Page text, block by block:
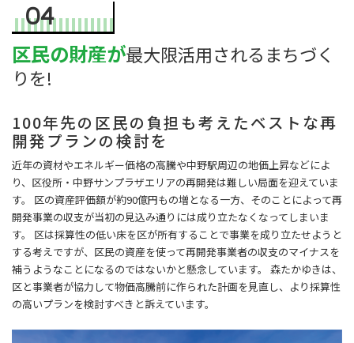
04
区民の財産が最大限活用されるまちづく
りを!
100年先の区民の負担も考えたベストな再
開発プランの検討を
近年の資材やエネルギー価格の高騰や中野駅周辺の地価上昇などによ
り、区役所・中野サンプラザエリアの再開発は難しい局面を迎えていま
す。 区の資産評価額が約90億円もの増となる一方、そのことによって再
開発事業の収支が当初の見込み通りには成り立たなくなってしまいま
す。 区は採算性の低い床を区が所有することで事業を成り立たせようと
する考えですが、区民の資産を使って再開発事業者の収支のマイナスを
補うようなことになるのではないかと懸念しています。 森たかゆきは、
区と事業者が協力して物価高騰前に作られた計画を見直し、より採算性
の高いプランを検討すべきと訴えています。